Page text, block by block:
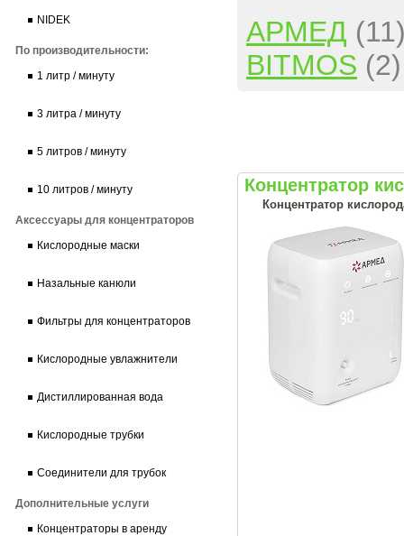
NIDEK
По производительности:
1 литр / минуту
3 литра / минуту
5 литров / минуту
10 литров / минуту
Аксессуары для концентраторов
Кислородные маски
Назальные канюли
Фильтры для концентраторов
Кислородные увлажнители
Дистиллированная вода
Кислородные трубки
Соединители для трубок
Дополнительные услуги
Концентраторы в аренду
АРМЕД
BITMOS (2)
Концентратор
Концентратор